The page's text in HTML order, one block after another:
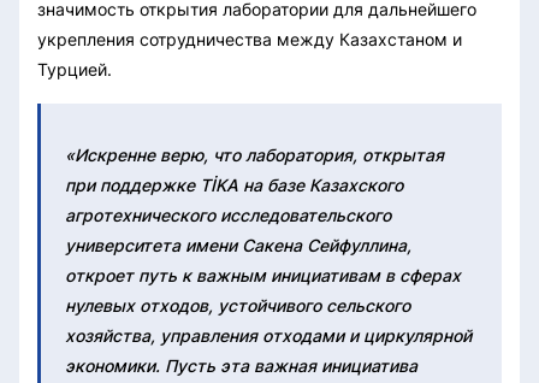
значимость открытия лаборатории для дальнейшего
укрепления сотрудничества между Казахстаном и
Турцией.
«Искренне верю, что лаборатория, открытая
при поддержке TİKA на базе Казахского
агротехнического исследовательского
университета имени Сакена Сейфуллина,
откроет путь к важным инициативам в сферах
нулевых отходов, устойчивого сельского
хозяйства, управления отходами и циркулярной
экономики. Пусть эта важная инициатива